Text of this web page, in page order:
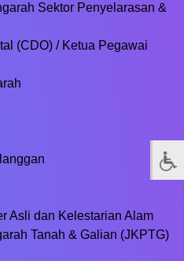
Sektor Penyelarasan &
(CDO) / Ketua Pegawai
Asli dan Kelestarian Alam
Tanah & Galian (JKPTG)